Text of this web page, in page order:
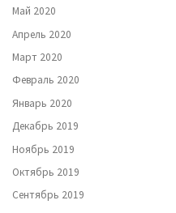
Май 2020
Апрель 2020
Март 2020
Февраль 2020
Январь 2020
Декабрь 2019
Ноябрь 2019
Октябрь 2019
Сентябрь 2019